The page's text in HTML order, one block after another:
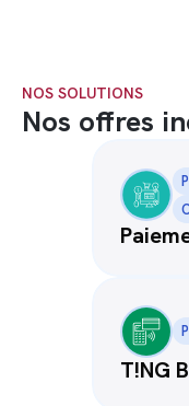
NOS SOLUTIONS
Nos offres
T!NG